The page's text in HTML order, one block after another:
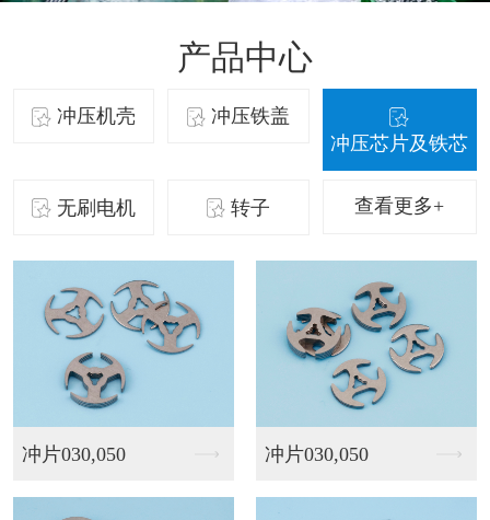
产品中心
冲压机壳
冲压铁盖
冲压芯片及铁芯
无刷电机 转子 查看更多+
无刷20 无刷22.5